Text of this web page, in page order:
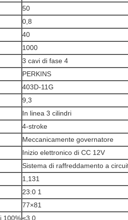
50
0,8
40
1000
3 cavi di fase 4
PERKINS
403D-11G
9,3
In linea 3 cilindri
4-stroke
Meccanicamente governatore
Inizio elettronico di CC 12V
Sistema di raffreddamento a
1,131
23:0 1
77×81
100%≤3.0